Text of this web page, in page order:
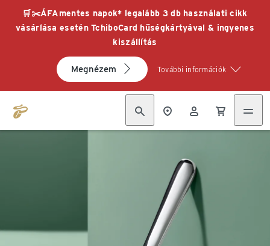
🛒✂️ÁFAmentes napok* legalább 3 db használati cikk
vásárlása esetén TchiboCard hűségkártyával & ingyenes
kiszállítás
Megnézem További információk